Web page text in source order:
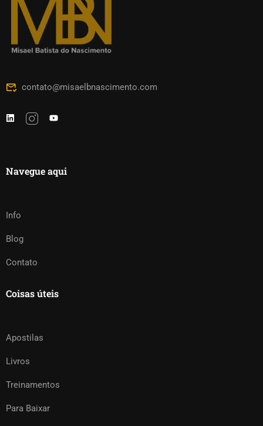
contato@misaelbnascimento.com
Navegue aqui
Info
Blog
Contato
Coisas úteis
Apostilas
Livros
Treinamentos
Para Baixar